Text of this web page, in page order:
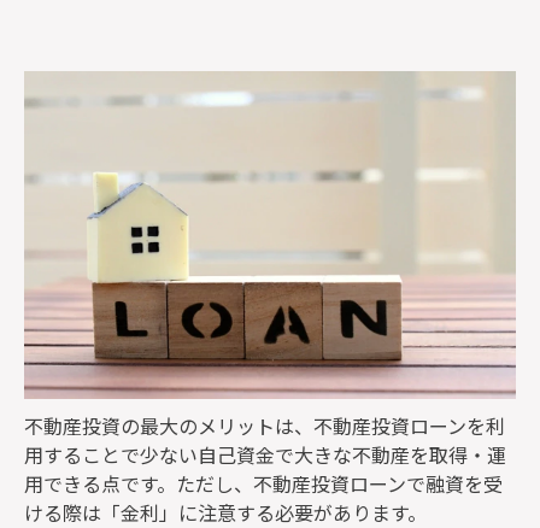
監修者一覧
不動産投資の最大のメリットは、不動産投資ローンを利
用することで少ない自己資金で大きな不動産を取得・運
用できる点です。ただし、不動産投資ローンで融資を受
ける際は「金利」に注意する必要があります。